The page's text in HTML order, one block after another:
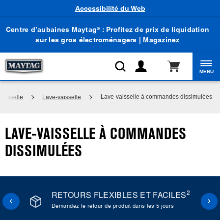
Centre d’aubaines Maytag® : Profitez de prix de liquidation
sur les gros électroménagers | Magazinez
Accessibilité du Web
MENU
Lave-vaisselle Lave-vaisselle à commandes dissimulées
LAVE-VAISSELLE À COMMANDES
DISSIMULÉES
RETOURS FLEXIBLES ET FACILES2
Demandez le retour de produit dans les 5 jours